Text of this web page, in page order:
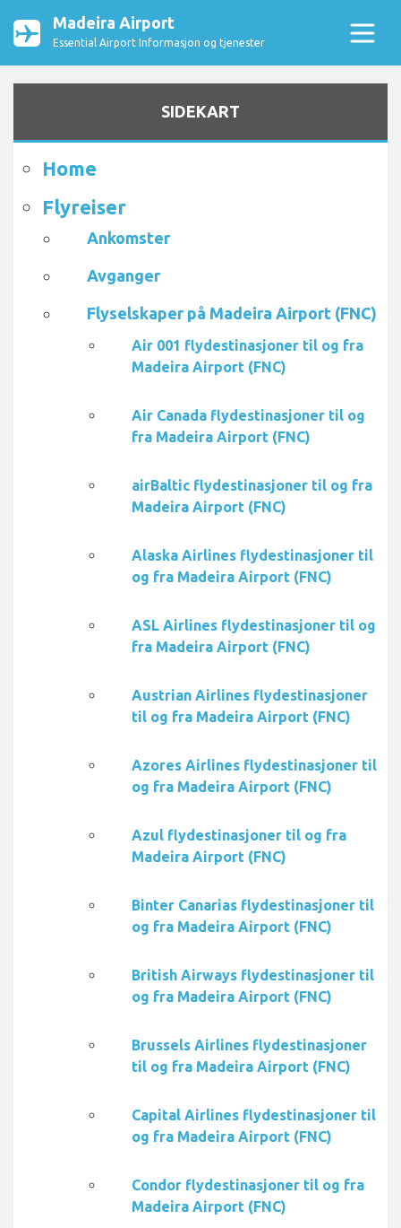
Madeira Airport
Essential Airport Informasjon og tjenester
SIDEKART
Home
Flyreiser
Ankomster
Avganger
Flyselskaper på Madeira Airport (FNC)
Air 001 flydestinasjoner til og fra
Madeira Airport (FNC)
Air Canada flydestinasjoner til og
fra Madeira Airport (FNC)
airBaltic flydestinasjoner til og fra
Madeira Airport (FNC)
Alaska Airlines flydestinasjoner til
og fra Madeira Airport (FNC)
ASL Airlines flydestinasjoner til og
fra Madeira Airport (FNC)
Austrian Airlines flydestinasjoner
til og fra Madeira Airport (FNC)
Azores Airlines flydestinasjoner til
og fra Madeira Airport (FNC)
Azul flydestinasjoner til og fra
Madeira Airport (FNC)
Binter Canarias flydestinasjoner til
og fra Madeira Airport (FNC)
British Airways flydestinasjoner til
og fra Madeira Airport (FNC)
Brussels Airlines flydestinasjoner
til og fra Madeira Airport (FNC)
Capital Airlines flydestinasjoner til
og fra Madeira Airport (FNC)
Condor flydestinasjoner til og fra
Madeira Airport (FNC)